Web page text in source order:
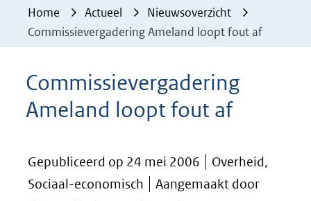
geweigerd.
Home Actueel
Nieuwsoverzicht
Commissievergadering Ameland loopt fout af
Commissievergadering
Ameland loopt fout af
Gepubliceerd op 24 mei 2006
Overheid,
Sociaal-economisch
Aangemaakt door